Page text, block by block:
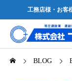
工務店様・お客
BLOG